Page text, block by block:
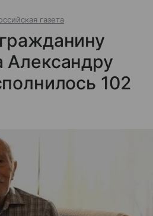
газета
Александру
102